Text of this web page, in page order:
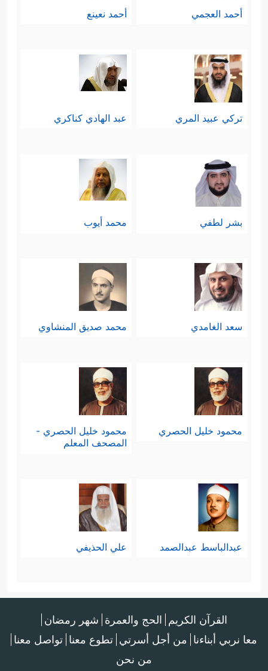
أحمد العجمي أحمد نعينع
تركي عبيد المري عبد الهادي كناكري
بشر لطفي محمد أيوب
سعد الغامدي محمد صديق المنشاوي
محمود خليل الحصري
محمود خليل الحصري -
المصحف المعلم
عبدالباسط عبدالصمد علي الحذيفي
القرآن الكريم الحج والعمرة شهر رمضان
معا نربي أبناءنا من أجل أسرتي تطوع معنا تواصل معنا
من نحن